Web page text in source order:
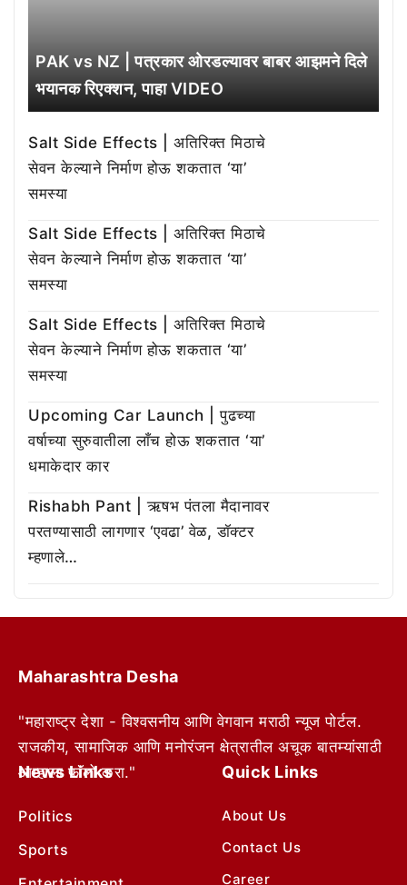
PAK vs NZ | पत्रकार ओरडल्यावर बाबर आझमने दिले
भयानक रिएक्शन, पाहा VIDEO
Salt Side Effects | अतिरिक्त मिठाचे
सेवन केल्याने निर्माण होऊ शकतात ‘या’
समस्या
Salt Side Effects | अतिरिक्त मिठाचे
सेवन केल्याने निर्माण होऊ शकतात ‘या’
समस्या
Salt Side Effects | अतिरिक्त मिठाचे
सेवन केल्याने निर्माण होऊ शकतात ‘या’
समस्या
Upcoming Car Launch | पुढच्या
वर्षाच्या सुरुवातीला लाँच होऊ शकतात ‘या’
धमाकेदार कार
Rishabh Pant | ऋषभ पंतला मैदानावर
परतण्यासाठी लागणार ‘एवढा’ वेळ, डॉक्टर
म्हणाले…
Maharashtra Desha
"महाराष्ट्र देशा - विश्वसनीय आणि वेगवान मराठी न्यूज पोर्टल.
राजकीय, सामाजिक आणि मनोरंजन क्षेत्रातील अचूक बातम्यांसाठी
आम्हाला फॉलो करा."
News Links
Politics
Sports
Quick Links
About Us
Contact Us
Career